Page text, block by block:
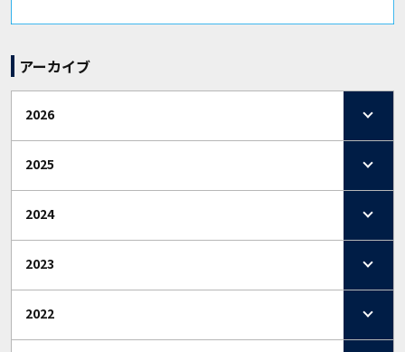
アーカイブ
2026
2025
2024
2023
2022